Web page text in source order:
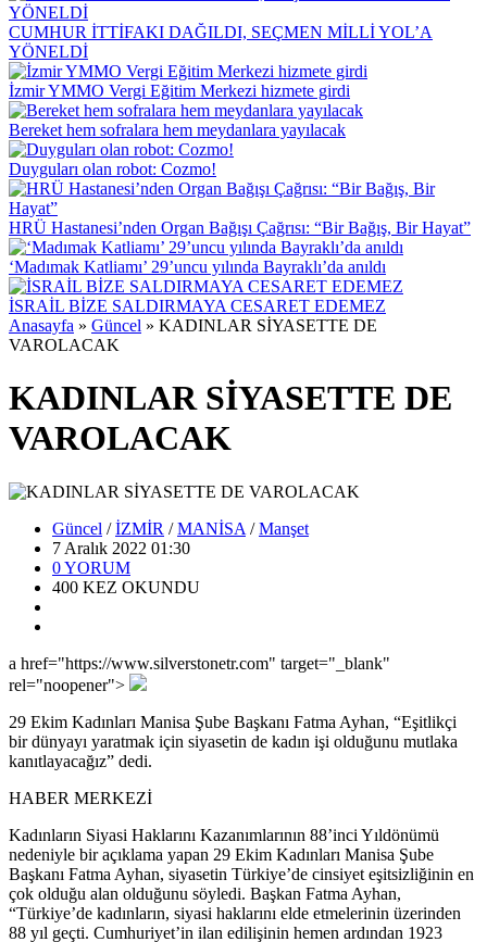
CUMHUR İTTİFAKI DAĞILDI, SEÇMEN MİLLİ YOL’A
YÖNELDİ
İzmir YMMO Vergi Eğitim Merkezi hizmete girdi
Bereket hem sofralara hem meydanlara yayılacak
Duyguları olan robot: Cozmo!
HRÜ Hastanesi’nden Organ Bağışı Çağrısı: “Bir Bağış, Bir Hayat”
‘Madımak Katliamı’ 29’uncu yılında Bayraklı’da anıldı
İSRAİL BİZE SALDIRMAYA CESARET EDEMEZ
Anasayfa » Güncel » KADINLAR SİYASETTE DE
VAROLACAK
KADINLAR SİYASETTE DE
VAROLACAK
Güncel /İZMİR /MANİSA /Manşet
7 Aralık 2022 01:30
0YORUM
400 KEZ OKUNDU
a href="https://www.silverstonetr.com" target="_blank"
rel="noopener">
29 Ekim Kadınları Manisa Şube Başkanı Fatma Ayhan, “Eşitlikçi
bir dünyayı yaratmak için siyasetin de kadın işi olduğunu mutlaka
kanıtlayacağız” dedi.
HABER MERKEZİ
Kadınların Siyasi Haklarını Kazanımlarının 88’inci Yıldönümü
nedeniyle bir açıklama yapan 29 Ekim Kadınları Manisa Şube
Başkanı Fatma Ayhan, siyasetin Türkiye’de cinsiyet eşitsizliğinin en
çok olduğu alan olduğunu söyledi. Başkan Fatma Ayhan,
“Türkiye’de kadınların, siyasi haklarını elde etmelerinin üzerinden
88 yıl geçti. Cumhuriyet’in ilan edilişinin hemen ardından 1923